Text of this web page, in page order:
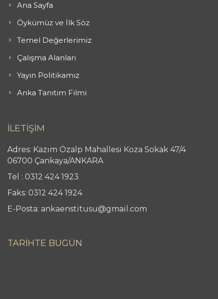
Ana Sayfa
Öykümüz ve İlk Söz
Temel Değerlerimiz
Çalışma Alanları
Yayın Politikamız
Anka Tanıtım Filmi
İLETİŞİM
Adres: Kazım Özalp Mahallesi Koza Sokak 47/4
06700 Çankaya/ANKARA
Tel : 0312 424 1923
Faks: 0312 424 1924
E-Posta: ankaenstitusu@gmail.com
TARİHTE BUGÜN